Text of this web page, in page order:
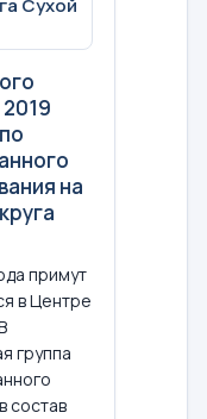
на
примут
в Центре
группа
состав